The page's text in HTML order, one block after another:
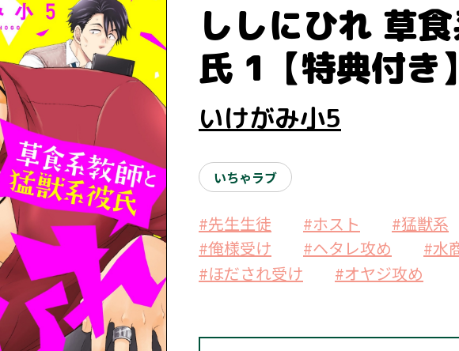
ししにひれ 草
氏 1【特典付き】
いけがみ小5
いちゃラブ
#先生生徒 #ホスト #猛獣系
#俺様受け
#ヘタレ攻め #水
#ほだされ受け
#オヤジ攻め